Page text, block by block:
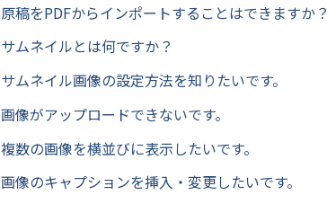
原稿をPDFからインポートすることはできますか？
サムネイルとは何ですか？
サムネイル画像の設定方法を知りたいです。
画像がアップロードできないです。
複数の画像を横並びに表示したいです。
画像のキャプションを挿入・変更したいです。